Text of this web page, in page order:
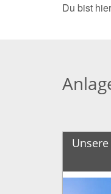
Du bist hier